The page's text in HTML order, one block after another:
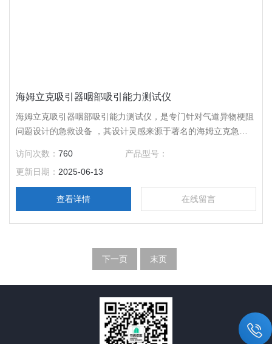
海姆立克吸引器咽部吸引能力测试仪
海姆立克吸引器咽部吸引能力测试仪，是专门针对气道异物梗阻
问题设计的急救设备 ，其设计灵感来源于著名的海姆立克急救
访问次数：760
产品型号：
更新日期： 2025-06-13
查看详情 在线留言
下一页 末页